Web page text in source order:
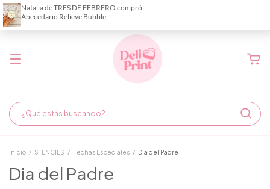
Demora de fabricación hasta 6 días hábiles
Inicio / STENCILS / Fechas Especiales / Dia del Padre
Dia del Padre